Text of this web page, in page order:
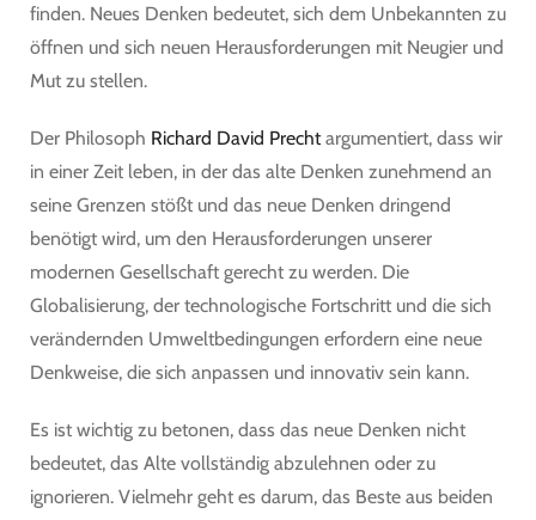
finden. Neues Denken bedeutet, sich dem Unbekannten zu
öffnen und sich neuen Herausforderungen mit Neugier und
Mut zu stellen.
Der Philosoph Richard David Prechtargumentiert, dass wir
in einer Zeit leben, in der das alte Denken zunehmend an
seine Grenzen stößt und das neue Denken dringend
benötigt wird, um den Herausforderungen unserer
modernen Gesellschaft gerecht zu werden. Die
Globalisierung, der technologische Fortschritt und die sich
verändernden Umweltbedingungen erfordern eine neue
Denkweise, die sich anpassen und innovativ sein kann.
Es ist wichtig zu betonen, dass das neue Denken nicht
bedeutet, das Alte vollständig abzulehnen oder zu
ignorieren. Vielmehr geht es darum, das Beste aus beiden